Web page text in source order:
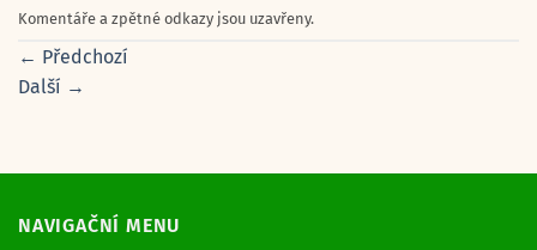
Komentáře a zpětné odkazy jsou uzavřeny.
← Předchozí
Další →
NAVIGAČNÍ MENU